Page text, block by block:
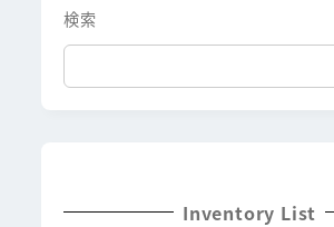
検索
Inventory List